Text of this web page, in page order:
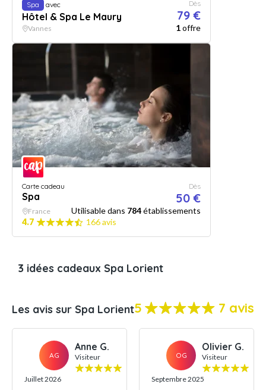
Spa avec
Hôtel & Spa Le Maury
Dès
79 €
Vannes 1offre
Carte cadeau
Spa
Dès
50 €
France Utilisable dans 784établissements
4.7
166 avis
3 idées cadeaux Spa Lorient
Les avis sur Spa Lorient5 7 avis
AG
Anne G.
Visiteur
Juillet 2026
OG
Olivier G.
Visiteur
Septembre 2025